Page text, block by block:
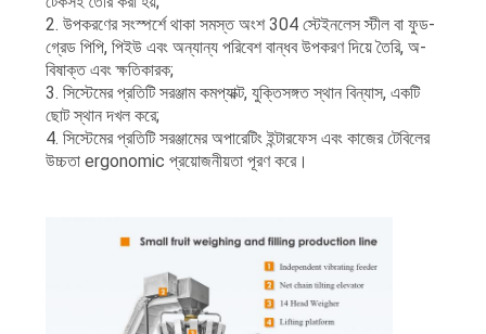
2. উপকরণের সংস্পর্শে থাকা সমস্ত অংশ 304 স্টেইনলেস স্টীল বা ফুড-
গ্রেড পিপি, পিইউ এবং অন্যান্য পরিবেশ বান্ধব উপকরণ দিয়ে তৈরি, অ-
বিষাক্ত এবং ক্ষতিকারক;
3. সিস্টেমের প্রতিটি সরঞ্জাম কমপ্যাক্ট, যুক্তিসঙ্গত স্থান বিন্যাস, একটি
ছোট স্থান দখল করে;
4. সিস্টেমের প্রতিটি সরঞ্জামের অপারেটিং ইন্টারফেস এবং কাজের টেবিলের
উচ্চতা ergonomic প্রয়োজনীয়তা পূরণ করে।